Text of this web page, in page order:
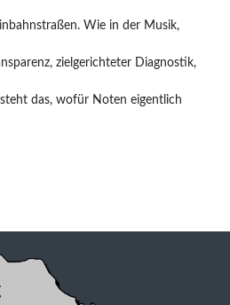
Wie in der Musik,
zielgerichteter Diagnostik,
das, wofür Noten eigentlich